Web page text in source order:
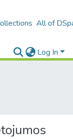
All of
Log In